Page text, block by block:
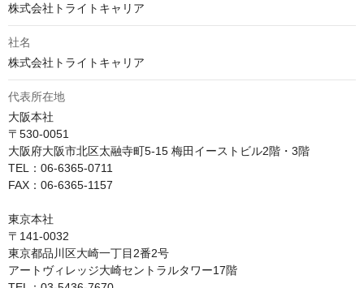
株式会社トライトキャリア
社名
株式会社トライトキャリア
代表所在地
大阪本社
〒530-0051
大阪府大阪市北区太融寺町5-15 梅田イーストビル2階・3階
TEL：06-6365-0711
FAX：06-6365-1157
東京本社
〒141-0032
東京都品川区大崎一丁目2番2号
アートヴィレッジ大崎セントラルタワー17階